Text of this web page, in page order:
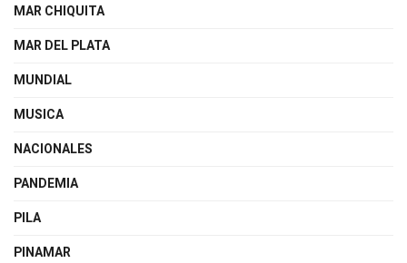
MAR CHIQUITA
MAR DEL PLATA
MUNDIAL
MUSICA
NACIONALES
PANDEMIA
PILA
PINAMAR